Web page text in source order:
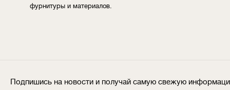
фурнитуры и материалов.
Подпишись на новости и получай самую свежую